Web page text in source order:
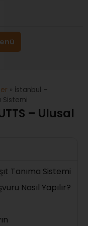
» İstanbul –
Sistemi
– Ulusal
Tanıma Sistemi
Nasıl Yapılır?